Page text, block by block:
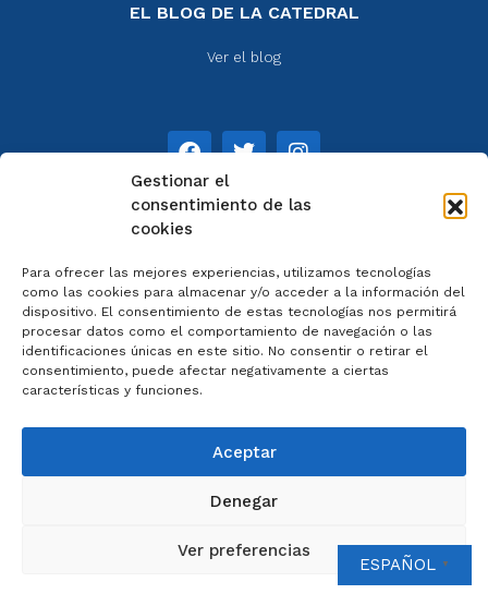
Gestionar el
consentimiento de las
cookies
Para ofrecer las mejores experiencias, utilizamos tecnologías
como las cookies para almacenar y/o acceder a la información del
dispositivo. El consentimiento de estas tecnologías nos permitirá
procesar datos como el comportamiento de navegación o las
identificaciones únicas en este sitio. No consentir o retirar el
consentimiento, puede afectar negativamente a ciertas
características y funciones.
Aceptar
Denegar
Ver preferencias
EL BLOG DE LA CATEDRAL
Ver el blog
Aviso legal
Política de privacidad
Cookies
Colaboradores
Condiciones generales
2023 © Catedral de Ourense – web porArtisplendore
ESPAÑOL ▼